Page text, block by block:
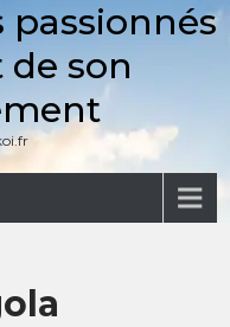
passionnés
son